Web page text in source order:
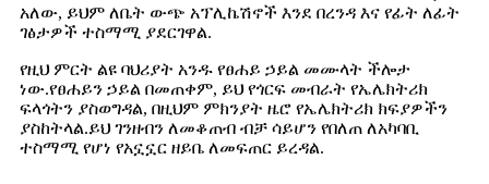
አለው, ይህም ለቤት ውጭ አፕሊኬሽኖች እንደ በረንዳ እና የፊት ለፊት
ገፅታዎች ተስማሚ ያደርገዋል.
የዚህ ምርት ልዩ ባህሪያት አንዱ የፀሐይ ኃይል መሙላት ችሎታ
ነው.የፀሐይን ኃይል በመጠቀም, ይህ የጎርፍ መብራት የኤሌክትሪክ
ፍላጎትን ያስወግዳል, በዚህም ምክንያት ዜሮ የኤሌክትሪክ ክፍያዎችን
ያስከትላል.ይህ ገንዘብን ለመቆጠብ ብቻ ሳይሆን የበለጠ ለአካባቢ
ተስማሚ የሆነ የአኗኗር ዘይቤ ለመፍጠር ይረዳል.